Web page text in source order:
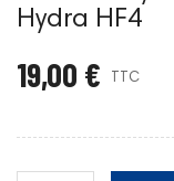
Hydra HF4
19,00 € TTC